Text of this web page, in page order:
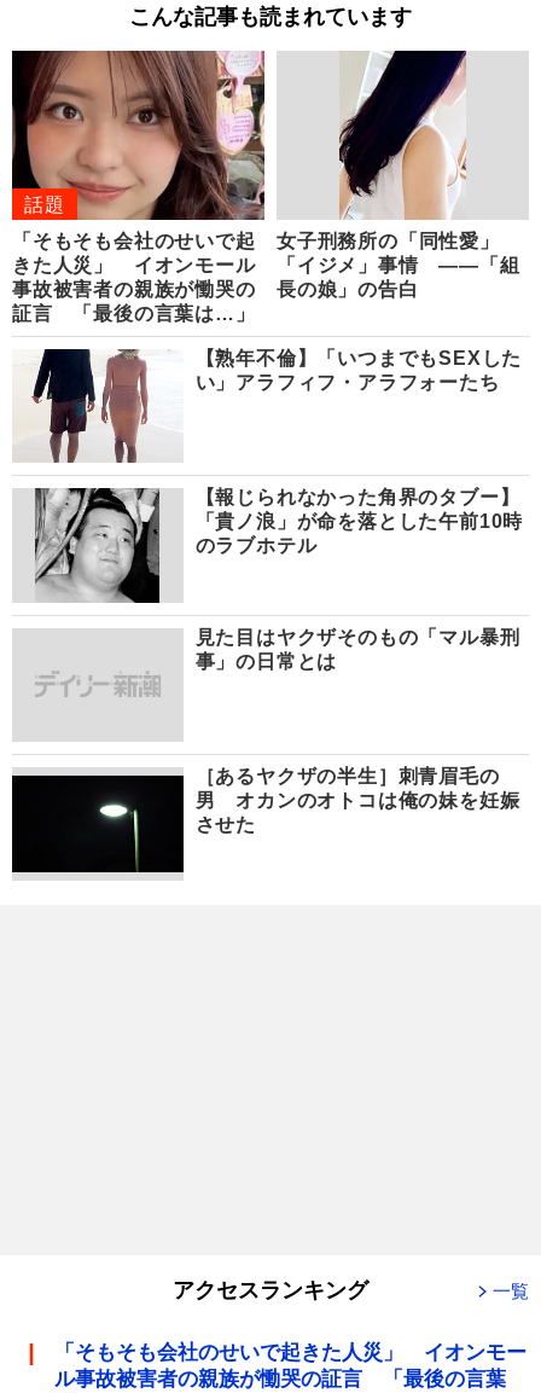
こんな記事も読まれています
話題
「そもそも会社のせいで起
きた人災」 イオンモール
事故被害者の親族が慟哭の
証言 「最後の言葉は…」
女子刑務所の「同性愛」
「イジメ」事情 ――「組
長の娘」の告白
【熟年不倫】「いつまでもSEXした
い」アラフィフ・アラフォーたち
【報じられなかった角界のタブー】
「貴ノ浪」が命を落とした午前10時
のラブホテル
見た目はヤクザそのもの「マル暴刑
事」の日常とは
［あるヤクザの半生］刺青眉毛の
男 オカンのオトコは俺の妹を妊娠
させた
アクセスランキング 一覧
「そもそも会社のせいで起きた人災」 イオンモー
ル事故被害者の親族が慟哭の証言 「最後の言葉